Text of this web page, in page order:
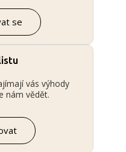
se
vás výhody
nám vědět.